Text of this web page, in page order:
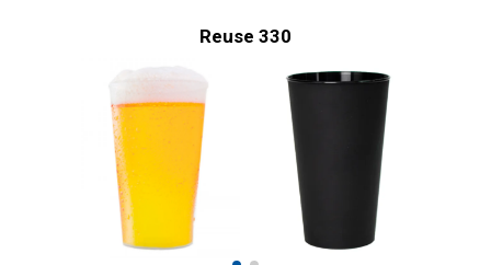
Reuse 330